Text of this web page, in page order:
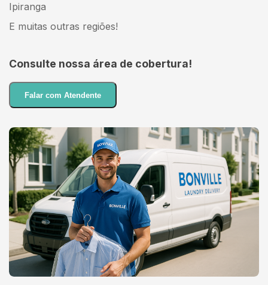
Ipiranga
E muitas outras regiões!
Consulte nossa área de cobertura!
Falar com Atendente